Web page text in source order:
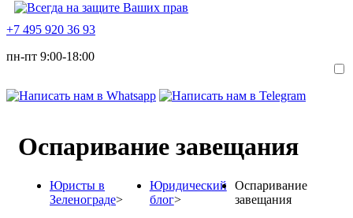
+7 495 920 36 93
пн-пт 9:00-18:00
Оспаривание завещания
Юристы в
Зеленограде>
Юридический
блог>
Оспаривание
завещания